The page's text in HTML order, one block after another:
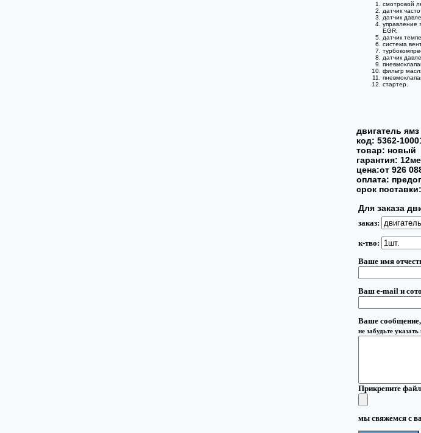
смотровой
датчик
датчик
управление
EGR;
датчик
система
датчик
фильтр
стартер.
двигатель
код: 5362-
товар: новый
гарантия:
цена:от 926
оплата:
срок
Для заказа
заказ:
к-тво:
Ваше имя
Ваш e-mail и
Ваше сообщение,
не забудьте
Прикрепите
мы свяжемся с